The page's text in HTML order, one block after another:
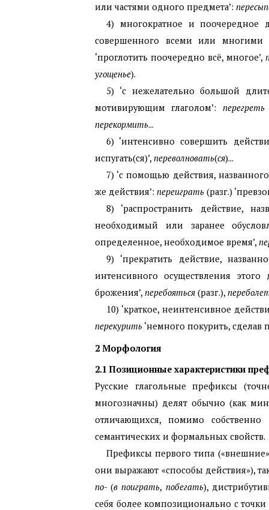
или частями одного предмета’:
4) многократное и поочередное
совершенного всеми или многими
‘проглотить поочередно всё, многое’,
угощенье).
5) ‘с нежелательно большой
мотивирующим глаголом’: перегреть
перекормить...
6) ‘интенсивно совершить
испугать(ся)’, переволновать(ся)...
7) ‘с помощью действия,
же действия’: переиграть (разг.)
8) ‘распространить действие,
необходимый или заранее
определенное, необходимое время’,
9) ‘прекратить действие,
интенсивного осуществления этого
брожения’, перебояться (разг.),
10) ‘краткое, неинтенсивное
перекурить ‘немного покурить, сделав
2 Морфология
2.1 Позиционные характеристики
Русские глагольные префиксы
многозначны) делят обычно (как
отличающихся, помимо
семантических и формальных свойств.
Префиксы первого типа
они выражают «способы действия»),
по- (в поиграть, побегать),
себя более композиционально с